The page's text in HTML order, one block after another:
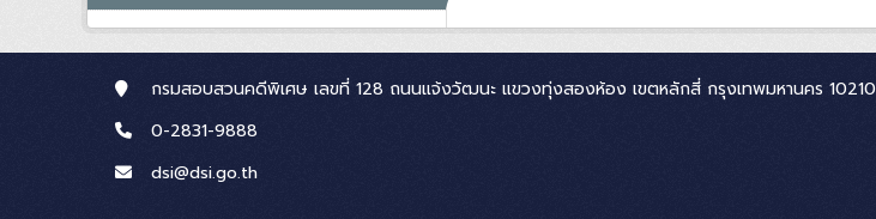
กรมสอบสวนคดีพิเศษ เลขที่ 128 ถนนแจ้งวัฒนะ แขวงทุ่งสองห้อง เขตหลักสี่ กรุงเทพมหานคร 10210
0-2831-9888
dsi@dsi.go.th